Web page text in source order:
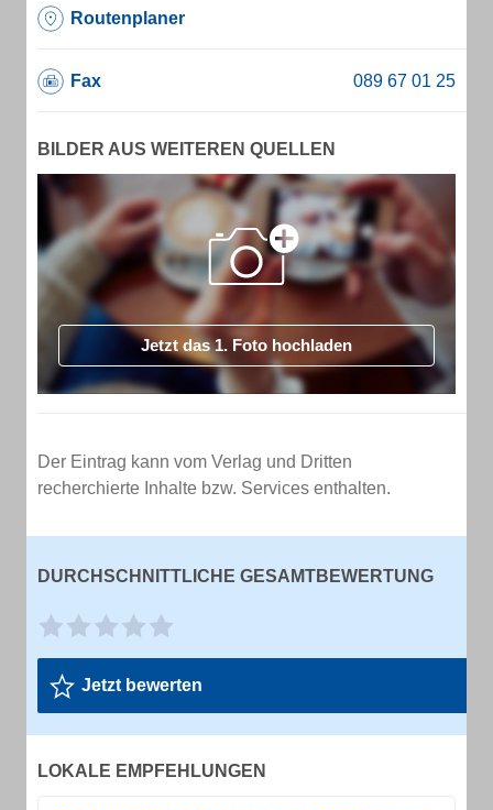
Routenplaner
Fax
BILDER AUS WEITEREN QUELLEN
Jetzt das 1. Foto hochladen
Der Eintrag kann vom Verlag und Dritten
recherchierte Inhalte bzw. Services enthalten.
DURCHSCHNITTLICHE GESAMTBEWERTUNG
Jetzt bewerten
LOKALE EMPFEHLUNGEN